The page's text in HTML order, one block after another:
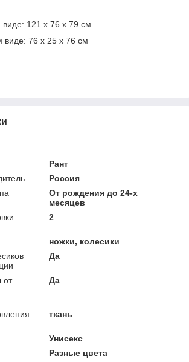
виде: 121 х 76 х 79 см
виде: 76 х 25 х 76 см
Рант
Россия
От рождения до 24-х
месяцев
2
ножки, колесики
Да
от
Да
ткань
Унисекс
Разные цвета